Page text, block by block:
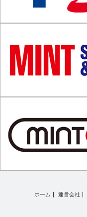
ホーム 運営会社